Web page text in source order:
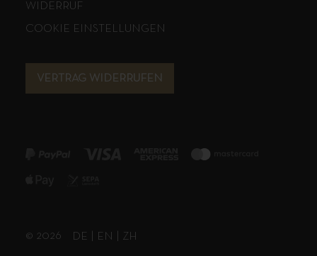
WIDERRUF
COOKIE EINSTELLUNGEN
VERTRAG WIDERRUFEN
© 2026 DE EN ZH